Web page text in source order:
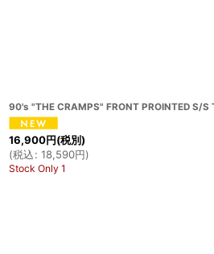
90's "THE CRAMPS" FRONT PROINTED S/
16,900円(税別)
(税込: 18,590円)
Stock Only 1